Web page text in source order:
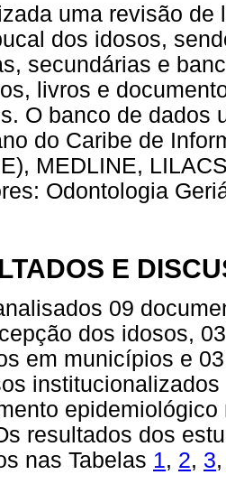
uma revisão
dos idosos,
secundárias e
livros e
O banco de dados
do Caribe de
MEDLINE,
Odontologia
E
09
dos idosos,
em municípios e
resultados dos
nas Tabelas 1, 2, 3